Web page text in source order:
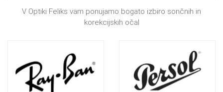
V Optiki Feliks vam ponujamo bogato izbiro sončnih in
korekcijskih očal